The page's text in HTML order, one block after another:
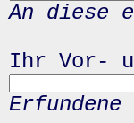
An diese
Ihr Vor-